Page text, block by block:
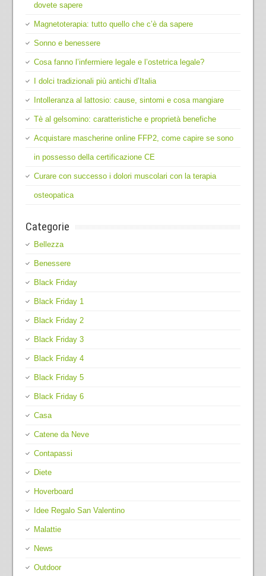
dovete sapere
Magnetoterapia: tutto quello che c’è da sapere
Sonno e benessere
Cosa fanno l’infermiere legale e l’ostetrica legale?
I dolci tradizionali più antichi d’Italia
Intolleranza al lattosio: cause, sintomi e cosa mangiare
Tè al gelsomino: caratteristiche e proprietà benefiche
Acquistare mascherine online FFP2, come capire se sono
in possesso della certificazione CE
Curare con successo i dolori muscolari con la terapia
osteopatica
Categorie
Bellezza
Benessere
Black Friday
Black Friday 1
Black Friday 2
Black Friday 3
Black Friday 4
Black Friday 5
Black Friday 6
Casa
Catene da Neve
Contapassi
Diete
Hoverboard
Idee Regalo San Valentino
Malattie
News
Outdoor